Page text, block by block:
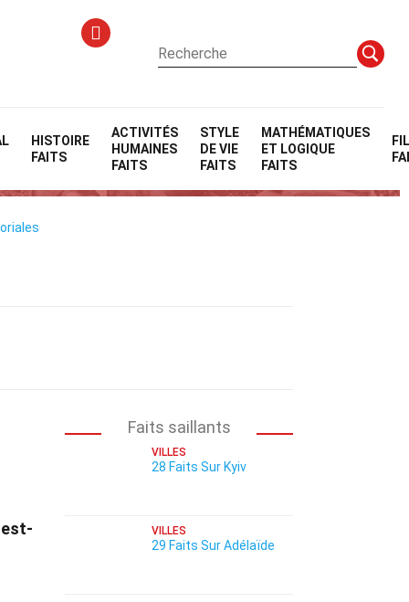
HISTOIRE
FAITS
ACTIVITÉS
HUMAINES
FAITS
STYLE
DE VIE
FAITS
MATHÉMATIQUES
ET LOGIQUE
FAITS
Faits saillants
VILLES
28 Faits Sur Kyiv
VILLES
29 Faits Sur Adélaïde